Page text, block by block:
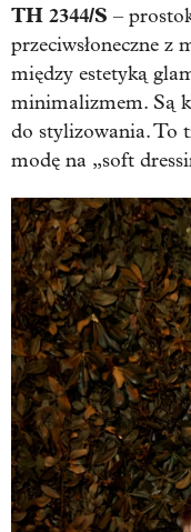
TH 2344/S –
przeciwsłoneczne
między estetyką
minimalizmem. Są
do stylizowania. To
modę na „soft